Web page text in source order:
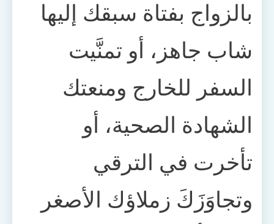
بالزواج بفتاة سبقك إليها
شاب جاهز، أو تمنَّيت
السفر للخارج ومنعتك
الشهادة الصحية، أو
تأخرت في الترقي
وتجاوَزَكَ زملاؤك الأصغر